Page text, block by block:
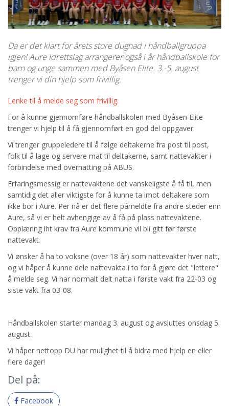
Da er det klart for årets store dugnad i håndballgruppa
igjen! Aure Idrettslag arrangerer også i år håndballskole for
barn og unge sammen med Byåsen Elite. 3.-5. august
trenger vi din hjelp som frivillig.
Lenke til å melde seg som frivillig.
For å kunne gjennomføre håndballskolen med Byåsen Elite
trenger vi hjelp til å få gjennomført en god del oppgaver.
Vi trenger gruppeledere til å følge deltakerne fra post til post,
folk til å lage og servere mat til deltakerne, samt nattevakter i
forbindelse med overnatting på ABUS.
Erfaringsmessig er nattevaktene det vanskeligste å få til, men
samtidig det aller viktigste for å kunne ta imot deltakere som
ikke bor i Aure. Per nå er det flere påmeldte fra andre steder enn
Aure, så vi er helt avhengige av å få på plass nattevaktene.
Opplæring iht krav fra Aure kommune vil bli gitt før første
nattevakt.
Vi ønsker å ha to voksne (over 18 år) som nattevakter hver natt,
og vi håper å kunne dele nattevakta i to for å gjøre det "lettere"
å melde seg. Vi har normalt delt natta i første vakt fra 22-03 og
siste vakt fra 03-08.
Håndballskolen starter mandag 3. august og avsluttes onsdag 5.
august.
Vi håper nettopp DU har mulighet til å bidra med hjelp en eller
flere dager!
Del på:
Facebook